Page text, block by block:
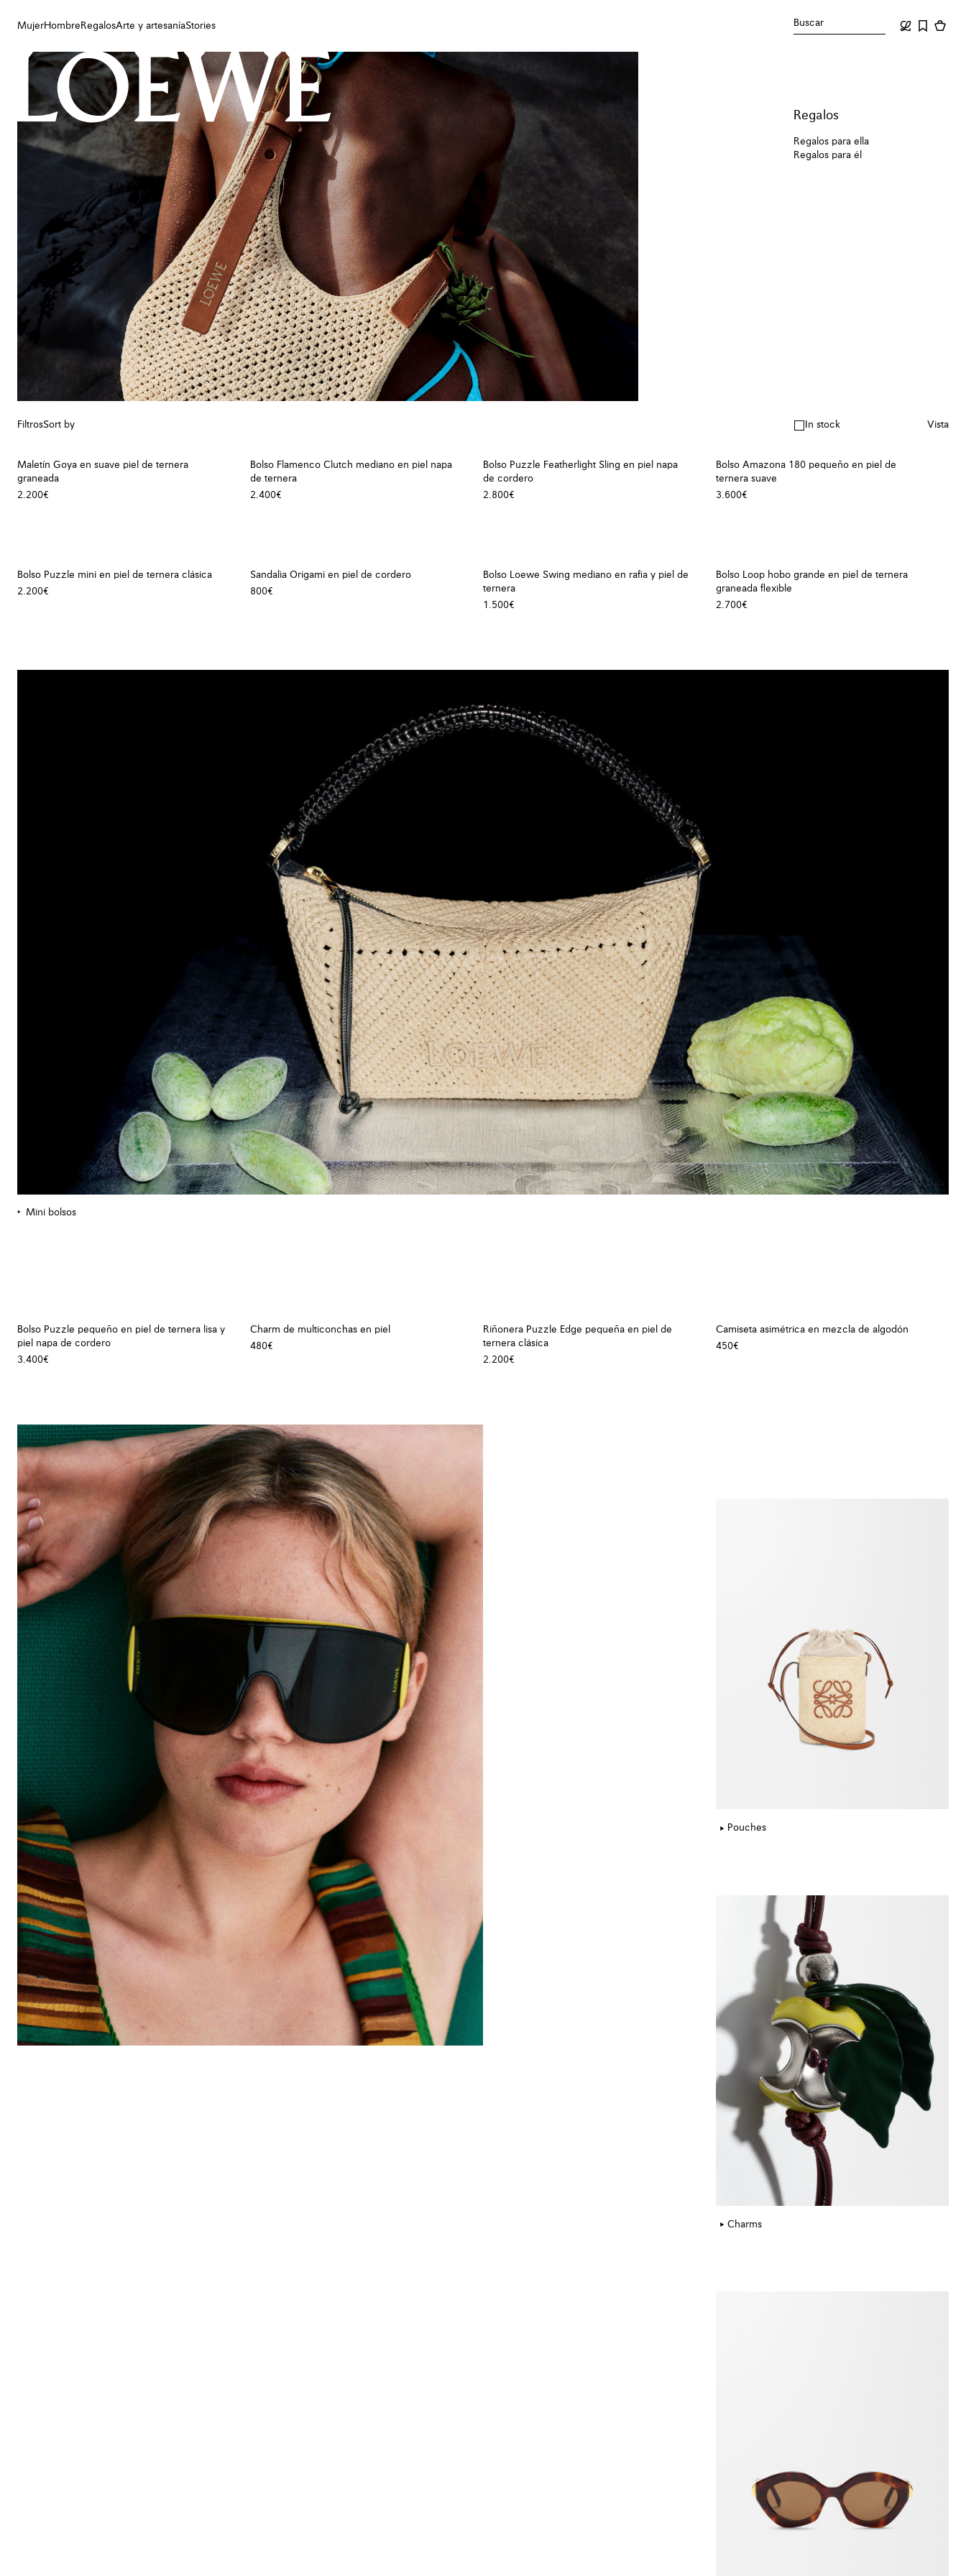
MujerHombre RegalosArte y artesaníaStories Buscar
Mujer
Hombre
Regalos
Arte y artesanía
Regalos
Regalos para ella
Regalos para él
FiltrosSort by In stock Vista
Maletín Goya en suave piel de ternera
graneada
2.200€
Bolso Flamenco Clutch mediano en piel napa
de ternera
2.400€
Bolso Puzzle Featherlight Sling en piel napa
de cordero
2.800€
Bolso Amazona 180 pequeño en piel de
ternera suave
3.600€
Bolso Puzzle mini en piel de ternera clásica
2.200€
Sandalia Origami en piel de cordero
800€
Bolso Loewe Swing mediano en rafia y piel de
ternera
1.500€
Bolso Loop hobo grande en piel de ternera
graneada flexible
2.700€
Mini bolsos
Bolso Puzzle pequeño en piel de ternera lisa y
piel napa de cordero
3.400€
Charm de multiconchas en piel
480€
Riñonera Puzzle Edge pequeña en piel de
ternera clásica
2.200€
Camiseta asimétrica en mezcla de algodón
450€
Pouches
Charms